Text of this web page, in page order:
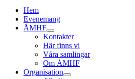
Hem
Evenemang
ÅMHF
Kontakter
Här finns vi
Våra samlingar
Om ÅMHF
Organisation